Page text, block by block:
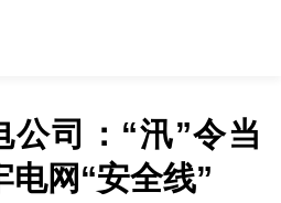
公司：“汛”令当
电网“安全线”